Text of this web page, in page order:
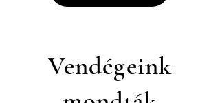
Vendégeink